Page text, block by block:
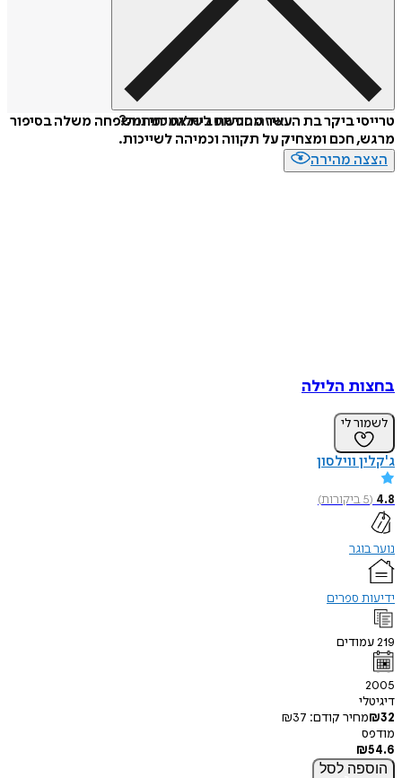
איזה פורמט לשלוח כמתנה?
טרייסי ביקר בת העשר מחפשת בית אמיתי ומשפחה משלה בסיפור
מרגש, חכם ומצחיק על תקווה וכמיהה לשייכות.
הצצה מהירה
בחצות הלילה
לשמור לי
ג'קלין ווילסון
4.8
(
5ביקורות)
נוער בוגר
ידיעות ספרים
219עמודים
2005
דיגיטלי
₪32 מחיר קודם: ₪37
מודפס
₪54.6
הוספה לסל